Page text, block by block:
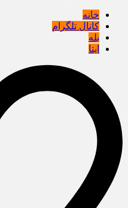
خانه
کانال تلگرام
بله
ایتا